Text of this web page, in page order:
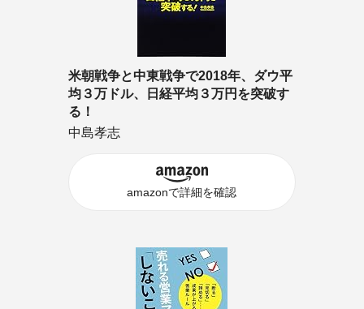
米朝戦争と中東戦争で2018年、ダウ平
均３万ドル、日経平均３万円を突破す
る！
中島孝志
amazonで詳細を確認